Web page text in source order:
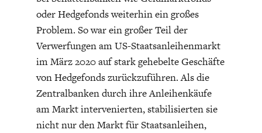
oder Hedgefonds weiterhin ein großes
Problem. So war ein großer Teil der
Verwerfungen am US-Staatsanleihenmarkt
im März 2020 auf stark gehebelte Geschäfte
von Hedgefonds zurückzuführen. Als die
Zentralbanken durch ihre Anleihenkäufe
am Markt intervenierten, stabilisierten sie
nicht nur den Markt für Staatsanleihen,